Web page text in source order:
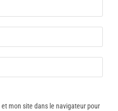
mon site dans le navigateur pour